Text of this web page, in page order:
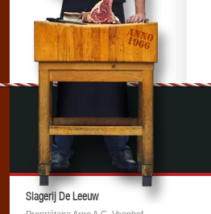
Slagerij De Leeuw